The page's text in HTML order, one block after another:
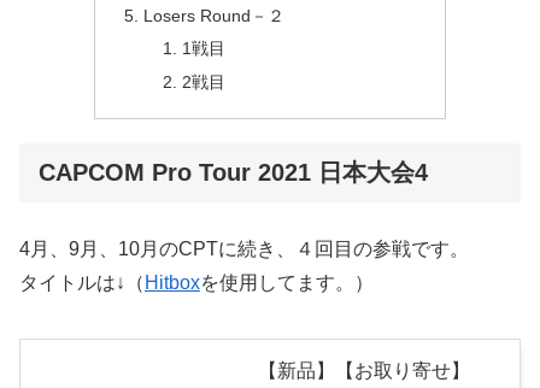
Losers Round－２
1戦目
2戦目
CAPCOM Pro Tour 2021 日本大会4
4月、9月、10月のCPTに続き、４回目の参戦です。
タイトルは↓（ Hitboxを使用してます。）
【新品】【お取り寄せ】